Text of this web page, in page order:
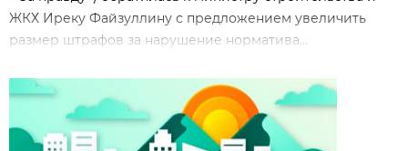
ЖКХ Иреку Файзуллину с предложением увеличить
размер штрафов за нарушение норматива...